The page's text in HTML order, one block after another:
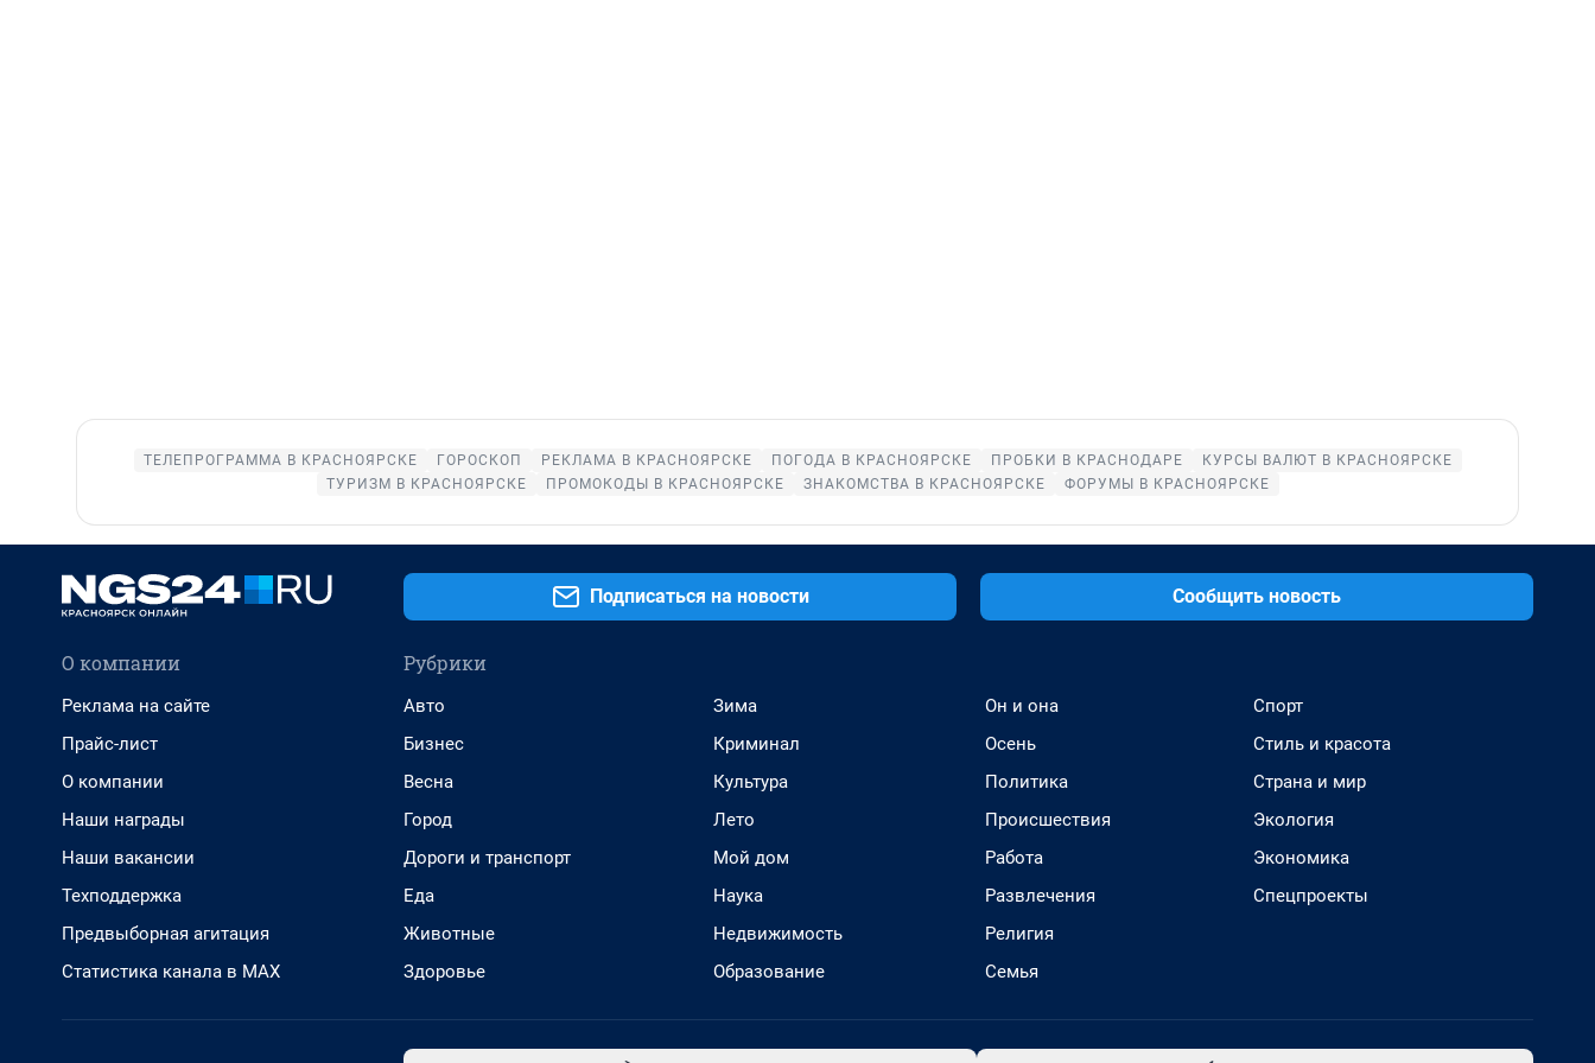
ТЕЛЕПРОГРАММА В КРАСНОЯРСКЕ ГОРОСКОП РЕКЛАМА В КРАСНОЯРСКЕ ПОГОДА В КРАСНОЯРСКЕ ПРОБКИ В КРАСНОДАРЕ
КУРСЫ ВАЛЮТ В КРАСНОЯРСКЕ
ТУРИЗМ В КРАСНОЯРСКЕ
ПРОМОКОДЫ В КРАСНОЯРСКЕ ЗНАКОМСТВА В КРАСНОЯРСКЕ ФОРУМЫ В КРАСНОЯРСКЕ
Подписаться на новости Сообщить новость
О компании
Реклама на сайте
Прайс-лист
О компании
Наши награды
Наши вакансии
Техподдержка
Предвыборная агитация
Статистика канала в MAX
Рубрики
Авто
Бизнес
Весна
Город
Дороги и транспорт
Еда
Животные
Здоровье
Зима
Криминал
Культура
Лето
Мой дом
Наука
Недвижимость
Образование
Он и она
Осень
Политика
Происшествия
Работа
Развлечения
Религия
Семья
Спорт
Стиль и красота
Страна и мир
Экология
Экономика
Спецпроекты